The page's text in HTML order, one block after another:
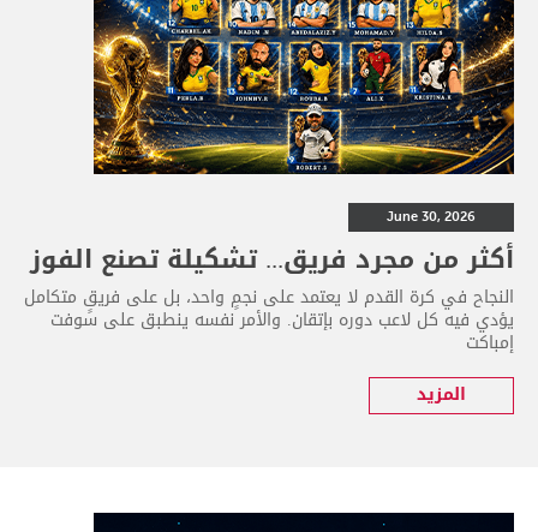
June 30, 2026
أكثر من مجرد فريق... تشكيلة تصنع الفوز
النجاح في كرة القدم لا يعتمد على نجمٍ واحد، بل على فريقٍ متكامل
يؤدي فيه كل لاعب دوره بإتقان. والأمر نفسه ينطبق على سوفت
إمباكت
المزيد